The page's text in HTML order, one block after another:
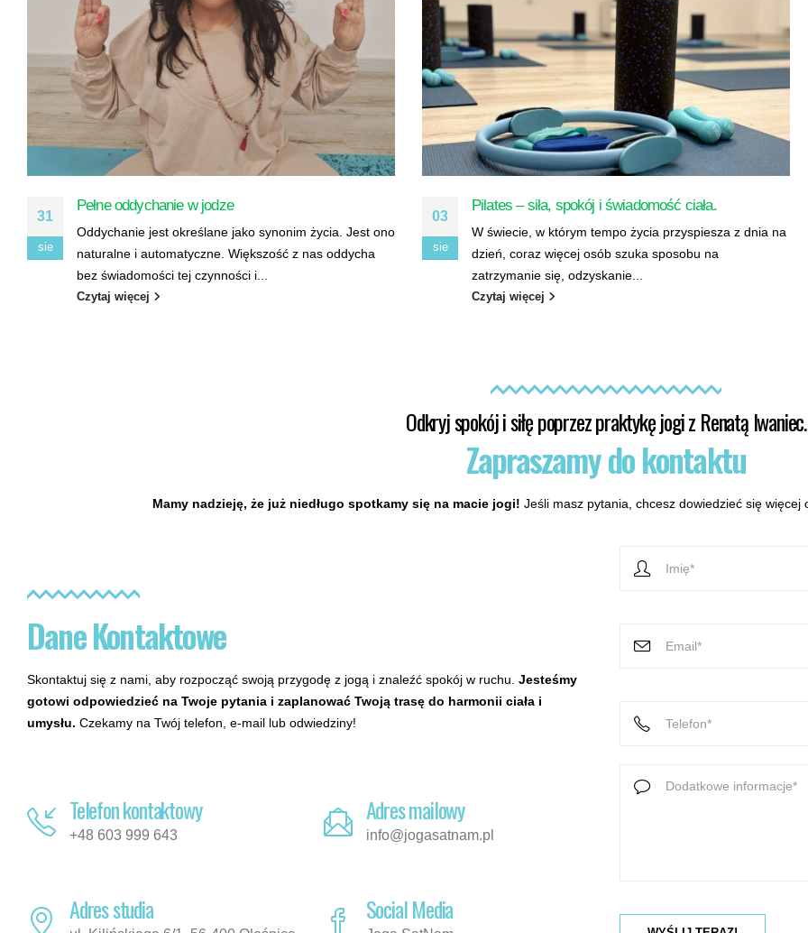
03
sie
Pilates – siła, spokój i świadomość ciała.
W świecie, w którym tempo życia przyspiesza z dnia na
dzień, coraz więcej osób szuka sposobu na
zatrzymanie się, odzyskanie...
Czytaj więcej
07
sie
Kundalini joga – przebudzenie wewnętrznej energii
Kundalini joga to wyjątkowa i głęboko transformująca
praktyka, która łączy w sobie techniki pracy z ciałem,
oddechem, mantrą, medytacją i...
Czytaj więcej
Odkryj spokój i siłę poprzez praktykę jogi z Renatą Iwaniec.
Zapraszamy do kontaktu
Mamy nadzieję, że już niedługo spotkamy się na macie jogi! Jeśli masz pytania, chcesz dowiedzieć się
Dane Kontaktowe
Skontaktuj się z nami, aby rozpocząć swoją przygodę z jogą i znaleźć spokój w ruchu. Jesteśmy
gotowi odpowiedzieć na Twoje pytania i zaplanować Twoją trasę do harmonii ciała i
umysłu. Czekamy na Twój telefon, e-mail lub odwiedziny!
Telefon kontaktowy
+48 603 999 643
Adres mailowy
info@jogasatnam.pl
Adres studia Social Media